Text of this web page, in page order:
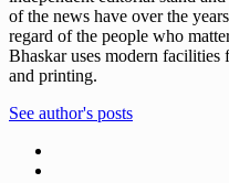
of the news have over the
regard of the people who
Bhaskar uses modern
and printing.
See author's posts